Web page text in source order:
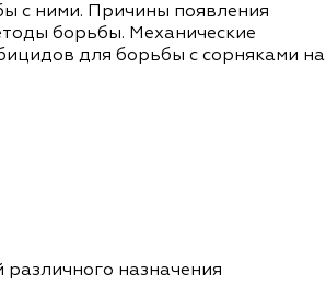
с ними. Причины появления
борьбы. Механические
для борьбы с сорняками на
назначения